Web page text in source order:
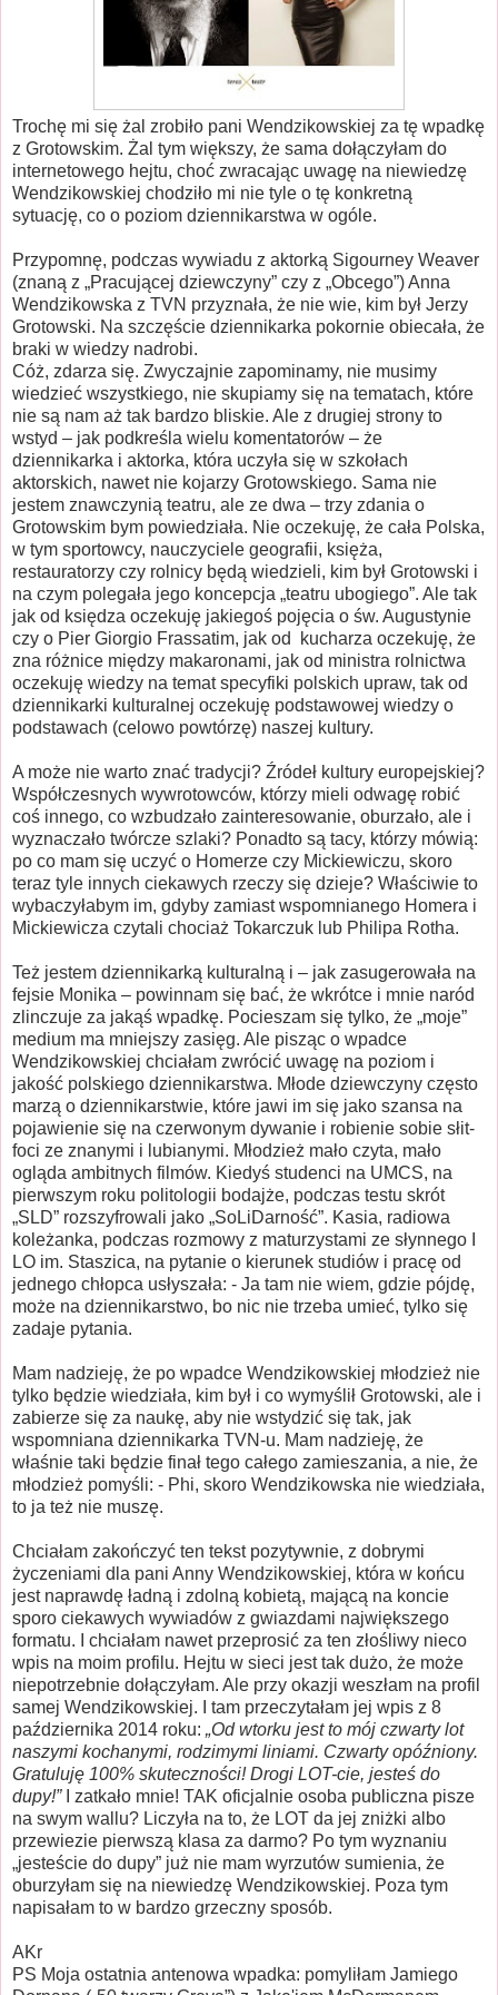
Trochę mi się żal zrobiło pani Wendzikowskiej za tę wpadkę
z Grotowskim. Żal tym większy, że sama dołączyłam do
internetowego hejtu, choć zwracając uwagę na niewiedzę
Wendzikowskiej chodziło mi nie tyle o tę konkretną
sytuację, co o poziom dziennikarstwa w ogóle.
Przypomnę, podczas wywiadu z aktorką Sigourney Weaver
(znaną z „Pracującej dziewczyny” czy z „Obcego”) Anna
Wendzikowska z TVN przyznała, że nie wie, kim był Jerzy
Grotowski. Na szczęście dziennikarka pokornie obiecała, że
braki w wiedzy nadrobi.
Cóż, zdarza się. Zwyczajnie zapominamy, nie musimy
wiedzieć wszystkiego, nie skupiamy się na tematach, które
nie są nam aż tak bardzo bliskie. Ale z drugiej strony to
wstyd – jak podkreśla wielu komentatorów – że
dziennikarka i aktorka, która uczyła się w szkołach
aktorskich, nawet nie kojarzy Grotowskiego. Sama nie
jestem znawczynią teatru, ale ze dwa – trzy zdania o
Grotowskim bym powiedziała. Nie oczekuję, że cała Polska,
w tym sportowcy, nauczyciele geografii, księża,
restauratorzy czy rolnicy będą wiedzieli, kim był Grotowski i
na czym polegała jego koncepcja „teatru ubogiego”. Ale tak
jak od księdza oczekuję jakiegoś pojęcia o św. Augustynie
czy o Pier Giorgio Frassatim, jak od
kucharza oczekuję, że
zna różnice między makaronami, jak od ministra rolnictwa
oczekuję wiedzy na temat specyfiki polskich upraw, tak od
dziennikarki kulturalnej oczekuję podstawowej wiedzy o
podstawach (celowo powtórzę) naszej kultury.
A może nie warto znać tradycji? Źródeł kultury europejskiej?
Współczesnych wywrotowców, którzy mieli odwagę robić
coś innego, co wzbudzało zainteresowanie, oburzało, ale i
wyznaczało twórcze szlaki? Ponadto są tacy, którzy mówią:
po co mam się uczyć o Homerze czy Mickiewiczu, skoro
teraz tyle innych ciekawych rzeczy się dzieje? Właściwie to
wybaczyłabym im, gdyby zamiast wspomnianego Homera i
Mickiewicza czytali chociaż Tokarczuk lub Philipa Rotha.
Też jestem dziennikarką kulturalną i – jak zasugerowała na
fejsie Monika – powinnam się bać, że wkrótce i mnie naród
zlinczuje za jakąś wpadkę. Pocieszam się tylko, że „moje”
medium ma mniejszy zasięg. Ale pisząc o wpadce
Wendzikowskiej chciałam zwrócić uwagę na poziom i
jakość polskiego dziennikarstwa. Młode dziewczyny często
marzą o dziennikarstwie, które jawi im się jako szansa na
pojawienie się na czerwonym dywanie i robienie sobie słit-
foci ze znanymi i lubianymi. Młodzież mało czyta, mało
ogląda ambitnych filmów. Kiedyś studenci na UMCS, na
pierwszym roku politologii bodajże, podczas testu skrót
„SLD” rozszyfrowali jako „SoLiDarność”. Kasia, radiowa
koleżanka, podczas rozmowy z maturzystami ze słynnego I
LO im. Staszica, na pytanie o kierunek studiów i pracę od
jednego chłopca usłyszała: - Ja tam nie wiem, gdzie pójdę,
może na dziennikarstwo, bo nic nie trzeba umieć, tylko się
zadaje pytania.
Mam nadzieję, że po wpadce Wendzikowskiej młodzież nie
tylko będzie wiedziała, kim był i co wymyślił Grotowski, ale i
zabierze się za naukę, aby nie wstydzić się tak, jak
wspomniana dziennikarka TVN-u. Mam nadzieję, że
właśnie taki będzie finał tego całego zamieszania, a nie, że
młodzież pomyśli: - Phi, skoro Wendzikowska nie wiedziała,
to ja też nie muszę.
Chciałam zakończyć ten tekst pozytywnie, z dobrymi
życzeniami dla pani Anny Wendzikowskiej, która w końcu
jest naprawdę ładną i zdolną kobietą, mającą na koncie
sporo ciekawych wywiadów z gwiazdami największego
formatu. I chciałam nawet przeprosić za ten złośliwy nieco
wpis na moim profilu. Hejtu w sieci jest tak dużo, że może
niepotrzebnie dołączyłam. Ale przy okazji weszłam na profil
samej Wendzikowskiej. I tam przeczytałam jej wpis z 8
października 2014 roku: „Od wtorku jest to mój czwarty lot
naszymi kochanymi, rodzimymi liniami. Czwarty opóźniony.
Gratuluję 100% skuteczności! Drogi LOT-cie, jesteś do
dupy!”I zatkało mnie! TAK oficjalnie osoba publiczna pisze
na swym wallu? Liczyła na to, że LOT da jej zniżki albo
przewiezie pierwszą klasa za darmo? Po tym wyznaniu
„jesteście do dupy” już nie mam wyrzutów sumienia, że
oburzyłam się na niewiedzę Wendzikowskiej. Poza tym
napisałam to w bardzo grzeczny sposób.
AKr
PS Moja ostatnia antenowa wpadka: pomyliłam Jamiego